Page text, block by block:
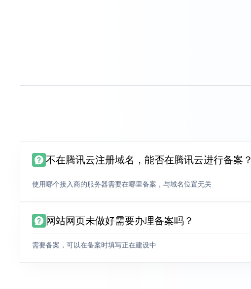
不在腾讯云注册域名，能否在腾讯云进行备案？
使用哪个接入商的服务器需要在哪里备案，与域名位置无关
网站网页未做好需要办理备案吗？
需要备案，可以在备案时填写正在建设中